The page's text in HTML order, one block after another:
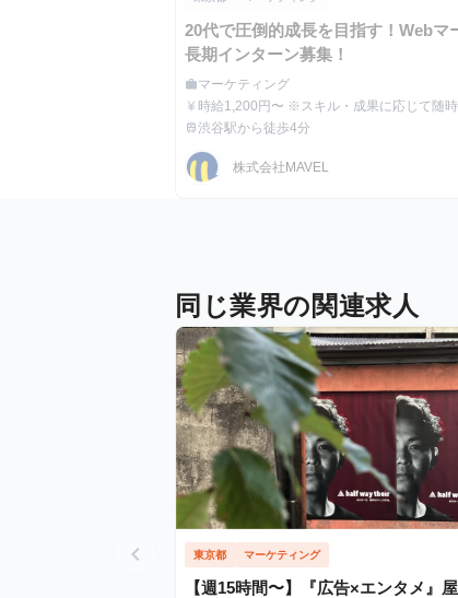
20代で圧倒的成長を目指す！Webマ
長期インターン募集！
職種
workマーケティング
給与
currency_yen 時給1,200円〜 ※スキル・成果に応じて随
(最大時給5,000円)
最寄駅
train渋谷駅から徒歩4分
株式会社MAVEL
同じ業界の関連求人
chevron_left 東京都 マーケティング
【週15時間〜】『広告×エンタメ』